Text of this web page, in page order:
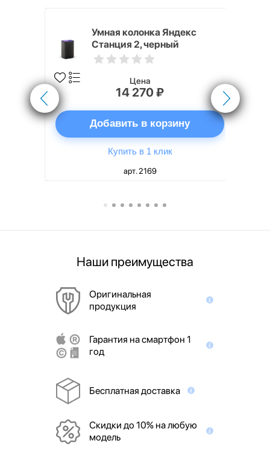
Умная колонка Яндекс
Станция 2, черный
Цена
14 270 ₽
Добавить в корзину
Купить в 1 клик
арт. 2169
Наши преимущества
Оригинальная
продукция
Гарантия на смартфон 1
год
Бесплатная доставка
Скидки до 10% на любую
модель